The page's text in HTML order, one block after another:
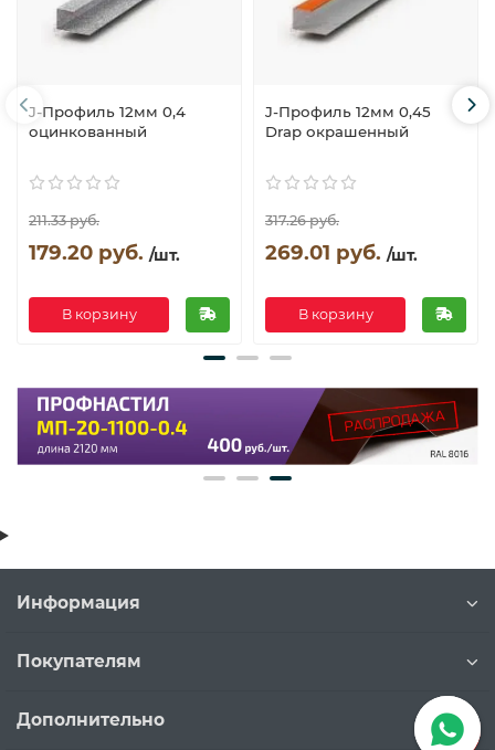
J-Профиль 12мм 0,4
оцинкованный
211.33 руб.
179.20 руб. /шт.
В корзину
J-Профиль 12мм 0,45
Drap окрашенный
317.26 руб.
269.01 руб. /шт.
В корзину
Информация
Покупателям
Дополнительно